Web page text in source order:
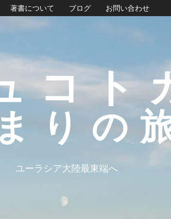
コ
りの
ユーラシア大陸最東端へ
著書について ブログ お問い合わせ